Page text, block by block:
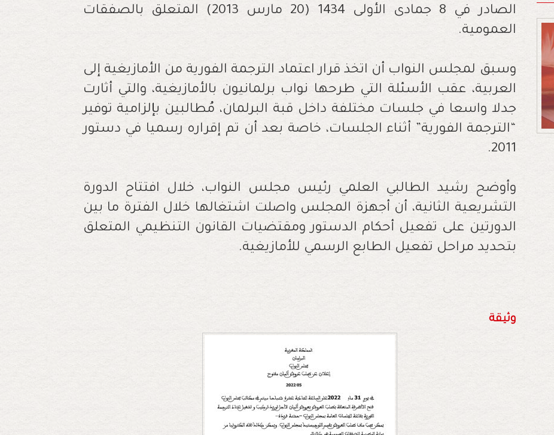
الصادر في 8 جمادى الأولى 1434 (20 مارس 2013) المتعلق بالصفقات
العمومية.
وسبق لمجلس النواب أن اتخذ قرار اعتماد الترجمة الفورية من الأمازيغية إلى
العربية، عقب الأسئلة التي طرحها نواب برلمانيون بالأمازيغية، والتي أثارت
جدلا واسعا في جلسات مختلفة داخل قبة البرلمان، مُطالبين بإلزامية توفير
“الترجمة الفورية” أثناء الجلسات، خاصة بعد أن تم إقراره رسميا في دستور
2011.
وأوضح رشيد الطالبي العلمي رئيس مجلس النواب، خلال افتتاح الدورة
التشريعية الثانية، أن أجهزة المجلس واصلت اشتغالها خلال الفترة ما بين
الدورتين على تفعيل أحكام الدستور ومقتضيات القانون التنظيمي المتعلق
بتحديد مراحل تفعيل الطابع الرسمي للأمازيغية.
وثيقة